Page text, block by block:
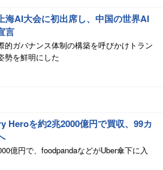
海AI大会に初出席し、中国の世界AI
言
的ガバナンス体制の構築を呼びかけトラン
勢を鮮明にした
Heroを約2兆2000億円で買収、99カ
億円で、foodpandaなどがUber傘下に入